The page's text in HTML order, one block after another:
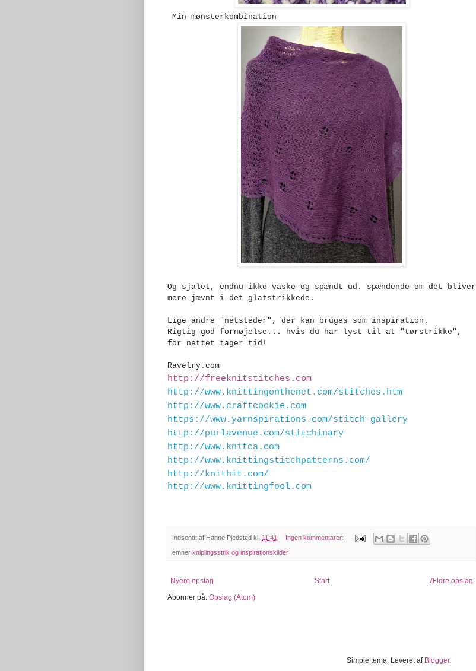
Min mønsterkombination
Og sjalet, endnu ikke vaske og spændt ud. spændende om det bliver
mere jævnt i det glatstrikkede.
Lige andre "netsteder", der kan bruges som inspiration.
Rigtig god fornøjelse... hvis du har lyst til at "tørstrikke",
for nettet tager tid!
Ravelry.com
http://freeknitstitches.com
http://www.knittingonthenet.com/stitches.htm
http://www.craftcookie.com
https://www.yarnspirations.com/stitch­-gallery
http://purlavenue.com/stitchinary
http://www.knitca.com
http://www.knittingstitchpatterns.com/
http://knithit.com/
http://www.knittingfool.com
Indsendt af Hanne Pjedsted kl. 11:41 Ingen kommentarer:
emner kniplingsstrik og inspirationskilder
Nyere opslag Ældre opslag
Start
Abonner på: Opslag (Atom)
Simple tema. Leveret af Blogger.